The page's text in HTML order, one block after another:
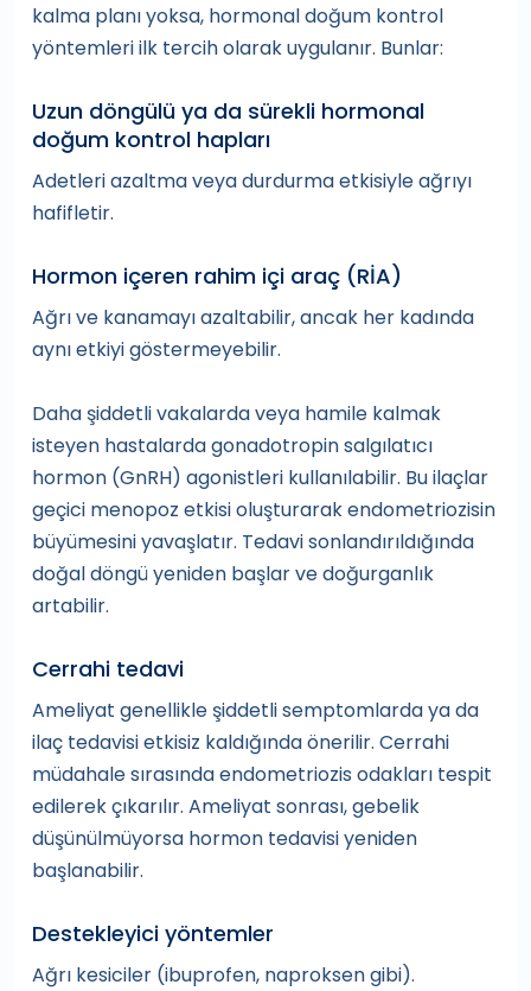
kalma planı yoksa, hormonal doğum kontrol
yöntemleri ilk tercih olarak uygulanır. Bunlar:
Uzun döngülü ya da sürekli hormonal
doğum kontrol hapları
Adetleri azaltma veya durdurma etkisiyle ağrıyı
hafifletir.
Hormon içeren rahim içi araç (RİA)
Ağrı ve kanamayı azaltabilir, ancak her kadında
aynı etkiyi göstermeyebilir.
Daha şiddetli vakalarda veya hamile kalmak
isteyen hastalarda gonadotropin salgılatıcı
hormon (GnRH) agonistleri kullanılabilir. Bu ilaçlar
geçici menopoz etkisi oluşturarak endometriozisin
büyümesini yavaşlatır. Tedavi sonlandırıldığında
doğal döngü yeniden başlar ve doğurganlık
artabilir.
Cerrahi tedavi
Ameliyat genellikle şiddetli semptomlarda ya da
ilaç tedavisi etkisiz kaldığında önerilir. Cerrahi
müdahale sırasında endometriozis odakları tespit
edilerek çıkarılır. Ameliyat sonrası, gebelik
düşünülmüyorsa hormon tedavisi yeniden
başlanabilir.
Destekleyici yöntemler
Ağrı kesiciler (ibuprofen, naproksen gibi).